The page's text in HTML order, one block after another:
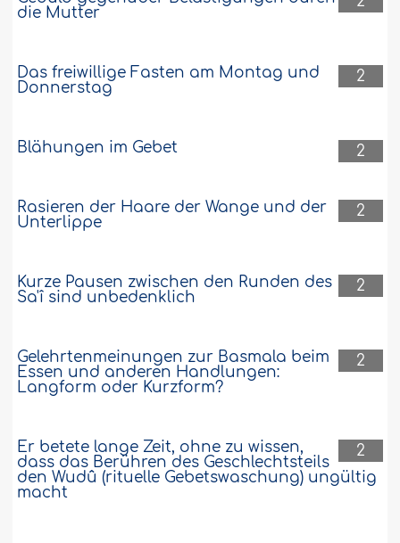
die Mutter
2
Das freiwillige Fasten am Montag und
Donnerstag
2
Blähungen im Gebet
2
Rasieren der Haare der Wange und der
Unterlippe
2
Kurze Pausen zwischen den Runden des
Sa'î sind unbedenklich
2
Gelehrtenmeinungen zur Basmala beim
Essen und anderen Handlungen:
Langform oder Kurzform?
2
Er betete lange Zeit, ohne zu wissen,
dass das Berühren des Geschlechtsteils
den Wudû (rituelle Gebetswaschung) ungültig
macht